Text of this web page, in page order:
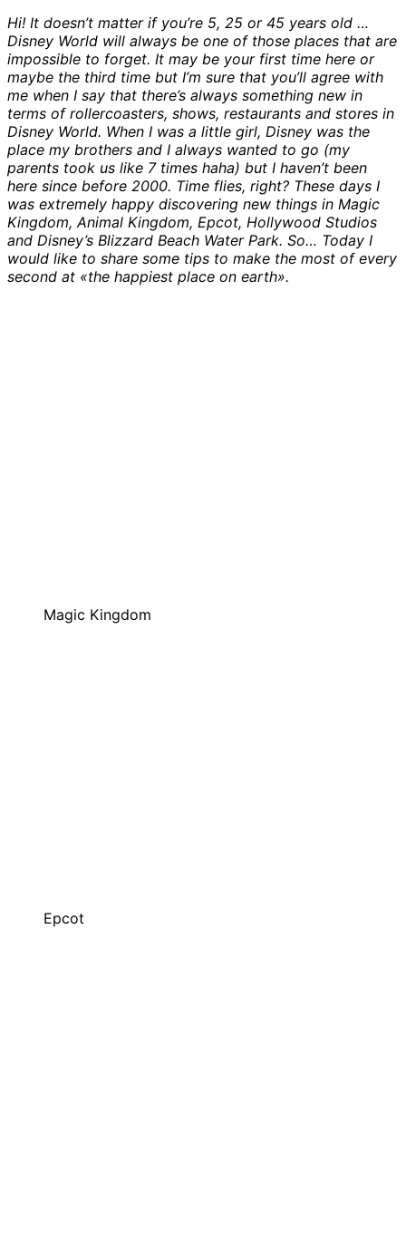
Hi! It doesn’t matter if you’re 5, 25 or 45 years old …
Disney World will always be one of those places that are
impossible to forget. It may be your first time here or
maybe the third time but I’m sure that you’ll agree with
me when I say that there’s always something new in
terms of rollercoasters, shows, restaurants and stores in
Disney World. When I was a little girl, Disney was the
place my brothers and I always wanted to go (my
parents took us like 7 times haha) but I haven’t been
here since before 2000. Time flies, right? These days I
was extremely happy discovering new things in Magic
Kingdom, Animal Kingdom, Epcot, Hollywood Studios
and Disney’s Blizzard Beach Water Park. So… Today I
would like to share some tips to make the most of every
second at «the happiest place on earth».
Magic Kingdom
Epcot